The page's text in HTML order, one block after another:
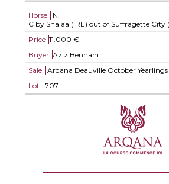
Horse
N.
C by Shalaa (IRE) out of Suffragette City
Price 11.000 €
Buyer Aziz Bennani
Sale
Arqana Deauville October
Lot
707